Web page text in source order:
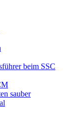
beim SSC
sauber